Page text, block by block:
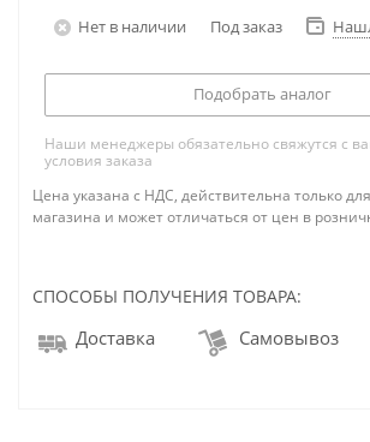
Нет в наличии Под заказ
Подобрать аналог
Наши менеджеры обязательно свяжутся с
условия заказа
Цена указана с НДС, действительна только
магазина и может отличаться от цен в
СПОСОБЫ ПОЛУЧЕНИЯ ТОВАРА:
Доставка Самовывоз